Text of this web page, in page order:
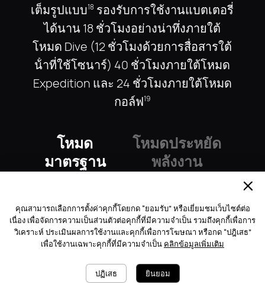
คุณสามารถเลือกการตั้งค่าคุกกี้โดยกด “ยอมรับ” หรือเยี่ยมชมเว็บไซต์ต่อ
เนื่อง เพื่อจัดการความเป็นส่วนตัวต่อคุกกี้ที่มีความจำเป็น รวมถึงคุกกี้เพื่อการ
วิเคราะห์ ประเมินผลการใช้งานและคุกกี้เพื่อการโฆษณา หรือกด “ปฎิเสธ”
เพื่อใช้งานเฉพาะคุกกี้ที่มีความจำเป็น คลิกข้อมูลเพิ่มเติม
ปฏิเสธ ยินยอม
เต็มรูปแบบ18 รองรับการใช้งานแบตเตอรี่
ได้นาน 18 ชั่วโมงอย่างน่าทึ่งภายใต้
โหมด Dive (12 ชั่วโมงด้วยการสื่อสารใต้
น้ําที่ใช้โซนาร์) 40 ชั่วโมงภายใต้โหมด
Expedition และ 24 ชั่วโมงภายใต้โหมด
กอล์ฟ19
โหมด
มาตรฐาน
โหมดประหยัด
พลังงาน
จับคู่กับ Android แล้ว
มากถึง
4.5 วัน
ในการใช้งาน
มากถึง
3วัน
เมื่อเปิด AOD
มากถึง
11วัน21
ในการใช้งาน
มากถึง
6 วัน21
ในการใช้งาน
ทั่วไป